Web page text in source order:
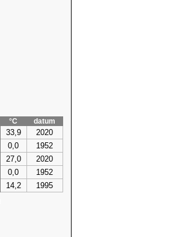
°C
datum
33,9 2020
0,0 1952
27,0 2020
0,0 1952
14,2
1995